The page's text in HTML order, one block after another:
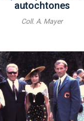
autochtones
Coll. A. Mayer